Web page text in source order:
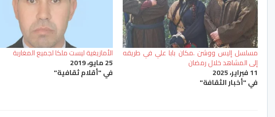
مسلسل إليس ووشن .مكان بابا علي في طريقه
إلى المشاهد خلال رمضان
11 فبراير، 2025
في "أخبار الثقافة"
الأمازيغية ليست ملكا لجميع المغاربة
25 مايو، 2019
في "أقلام ثقافية"